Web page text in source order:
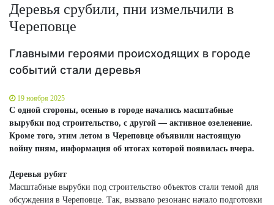
Деревья срубили, пни измельчили в
Череповце
Главными героями происходящих в городе
событий стали деревья
19 ноября 2025
С одной стороны, осенью в городе начались масштабные
вырубки под строительство, с другой — активное озеленение.
Кроме того, этим летом в Череповце объявили настоящую
войну пням, информация об итогах которой появилась вчера.
Деревья рубят
Масштабные вырубки под строительство объектов стали темой для
обсуждения в Череповце. Так, вызвало резонанс начало подготовки